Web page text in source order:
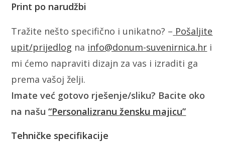
Print po narudžbi
Tražite nešto specifično i unikatno? – Pošaljite
upit/prijedlog na info@donum-suvenirnica.hr i
mi ćemo napraviti dizajn za vas i izraditi ga
prema vašoj želji.
Imate već gotovo rješenje/sliku? Bacite oko
na našu“Personalizranu žensku majicu”
Tehničke specifikacije